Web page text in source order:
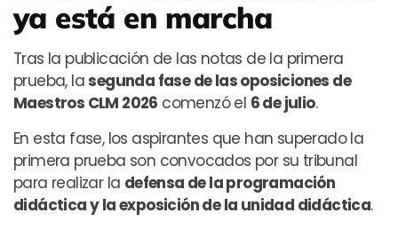
ya está en marcha
Tras la publicación de las notas de la primera
prueba, lasegunda fase de las oposiciones de
Maestros CLM 2026 comenzó el 6 de julio.
En esta fase, los aspirantes que han superado la
primera prueba son convocados por su tribunal
para realizar la defensa de la programación
didáctica y la exposición de la unidad didáctica.